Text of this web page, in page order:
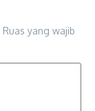
Ruas yang wajib